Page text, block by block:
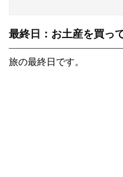
最終日：お土産を買っ
旅の最終日です。